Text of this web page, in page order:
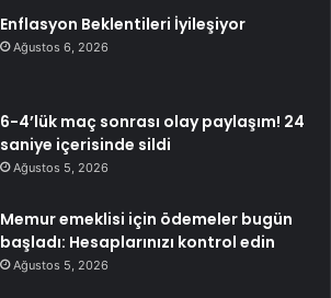
Enflasyon Beklentileri İyileşiyor
Ağustos 6, 2026
6-4’lük maç sonrası olay paylaşım! 24
saniye içerisinde sildi
Ağustos 5, 2026
Memur emeklisi için ödemeler bugün
başladı: Hesaplarınızı kontrol edin
Ağustos 5, 2026